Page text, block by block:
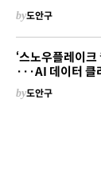
by도안구
‘스노우플레이크
···AI 데이터
by도안구